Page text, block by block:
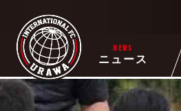
ニュース
NEWS